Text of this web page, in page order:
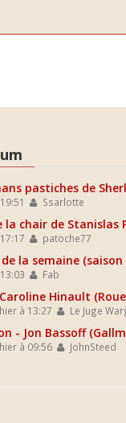
pastiches de
Ssarlotte
la chair de Stanislas
patoche77
la semaine (saison
Fab
Hinault
à 13:27 Le Juge
- Jon Bassoff
à 09:56 JohnSteed